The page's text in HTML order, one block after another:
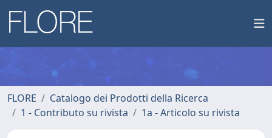
FLORE
Catalogo dei Prodotti della Ricerca
1 - Contributo su rivista
1a - Articolo su rivista